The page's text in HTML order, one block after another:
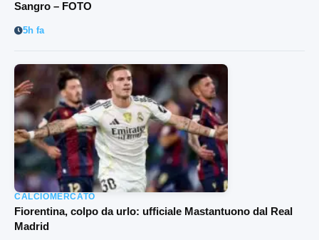
Sangro – FOTO
5h fa
CALCIOMERCATO
Fiorentina, colpo da urlo: ufficiale Mastantuono dal Real
Madrid